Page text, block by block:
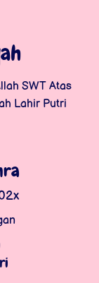
SWT Atas
Lahir Putri